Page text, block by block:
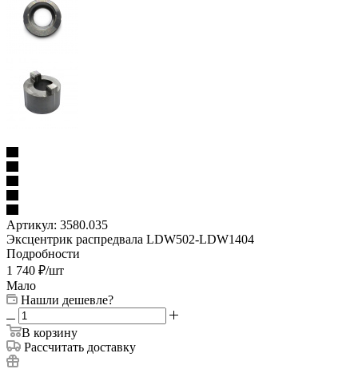
Артикул: 3580.035
Эксцентрик распредвала LDW502-LDW1404
Подробности
1 740 ₽/шт
Мало
Нашли дешевле?
В корзину
Рассчитать доставку